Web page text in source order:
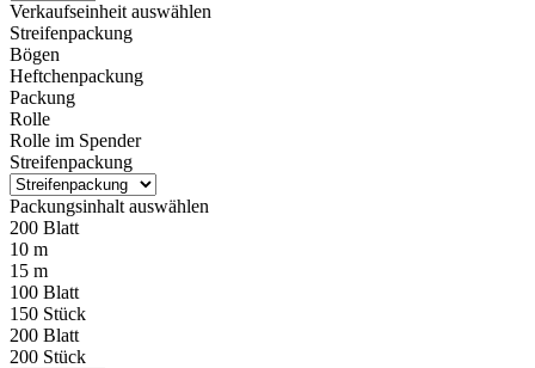
Verkaufseinheit auswählen
Streifenpackung
Bögen
Heftchenpackung
Packung
Rolle
Rolle im Spender
Streifenpackung
Packungsinhalt auswählen
200 Blatt
10 m
15 m
100 Blatt
150 Stück
200 Blatt
200 Stück